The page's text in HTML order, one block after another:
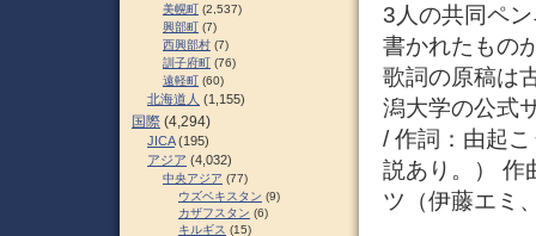
3人の共同ペ
書かれたもの
歌詞の原稿は
潟大学の公式
/ 作詞：由起
説あり。） 作
ツ（伊藤エミ
美幌町 (2,537)
興部町 (7)
西興部村 (7)
訓子府町 (76)
遠軽町 (60)
北海道人 (1,155)
国際 (4,294)
JICA(195)
アジア (4,032)
中央アジア (77)
ウズベキスタン (9)
カザフスタン (6)
キルギス (15)